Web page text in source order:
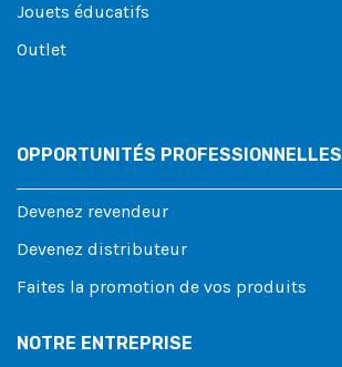
Jouets éducatifs
Outlet
OPPORTUNITÉS PROFESSIONNELLES
Devenez revendeur
Devenez distributeur
Faites la promotion de vos produits
NOTRE ENTREPRISE